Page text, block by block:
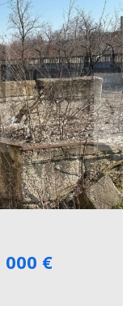
000 €